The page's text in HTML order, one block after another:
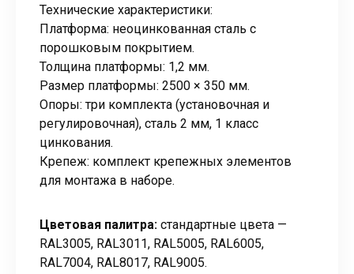
Технические характеристики:
Платформа: неоцинкованная сталь с
порошковым покрытием.
Толщина платформы: 1,2 мм.
Размер платформы: 2500 × 350 мм.
Опоры: три комплекта (установочная и
регулировочная), сталь 2 мм, 1 класс
цинкования.
Крепеж: комплект крепежных элементов
для монтажа в наборе.
Цветовая палитра: стандартные цвета —
RAL3005, RAL3011, RAL5005, RAL6005,
RAL7004, RAL8017, RAL9005.